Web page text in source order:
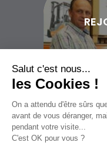
Salut c'est nous...
les Cookies !
On a attendu d'être sûrs
avant de vous déranger,
pendant votre visite...
C'est OK pour vous ?